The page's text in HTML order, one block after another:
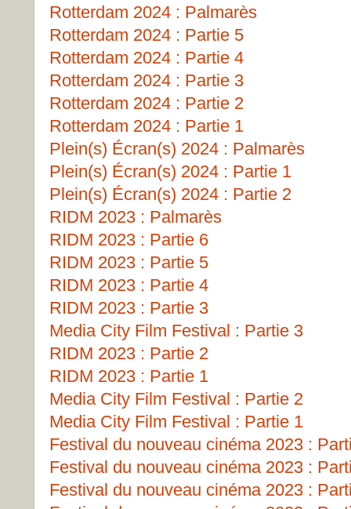
Rotterdam 2024 : Palmarès
Rotterdam 2024 : Partie 5
Rotterdam 2024 : Partie 4
Rotterdam 2024 : Partie 3
Rotterdam 2024 : Partie 2
Rotterdam 2024 : Partie 1
Plein(s) Écran(s) 2024 : Palmarès
Plein(s) Écran(s) 2024 : Partie 1
Plein(s) Écran(s) 2024 : Partie 2
RIDM 2023 : Palmarès
RIDM 2023 : Partie 6
RIDM 2023 : Partie 5
RIDM 2023 : Partie 4
RIDM 2023 : Partie 3
Media City Film Festival : Partie 3
RIDM 2023 : Partie 2
RIDM 2023 : Partie 1
Media City Film Festival : Partie 2
Media City Film Festival : Partie 1
Festival du nouveau cinéma 2023 :
Festival du nouveau cinéma 2023 :
Festival du nouveau cinéma 2023 :